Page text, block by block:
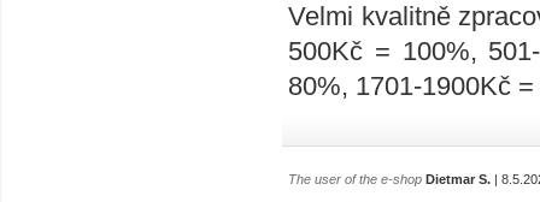
Velmi kvalitně
500Kč = 100%,
80%, 1701-1900Kč
The user of the e-shop Dietmar S. |